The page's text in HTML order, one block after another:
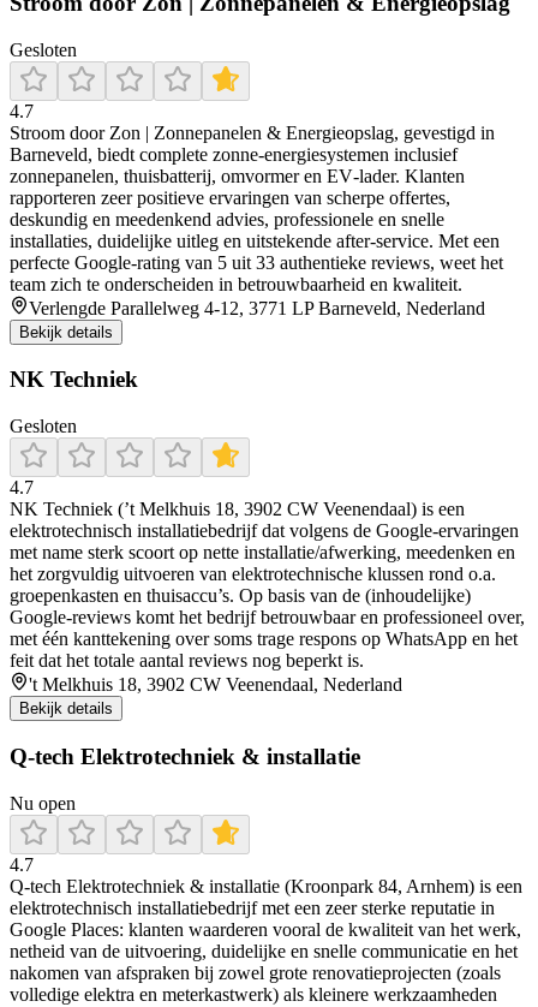
Gesloten
4.7
Stroom door Zon | Zonnepanelen & Energieopslag, gevestigd in
Barneveld, biedt complete zonne-energiesystemen inclusief
zonnepanelen, thuisbatterij, omvormer en EV‑lader. Klanten
rapporteren zeer positieve ervaringen van scherpe offertes,
deskundig en meedenkend advies, professionele en snelle
installaties, duidelijke uitleg en uitstekende after‑service. Met een
perfecte Google‑rating van 5 uit 33 authentieke reviews, weet het
team zich te onderscheiden in betrouwbaarheid en kwaliteit.
Verlengde Parallelweg 4-12, 3771 LP Barneveld, Nederland
Bekijk details
NK Techniek
Gesloten
4.7
NK Techniek (’t Melkhuis 18, 3902 CW Veenendaal) is een
elektrotechnisch installatiebedrijf dat volgens de Google-ervaringen
met name sterk scoort op nette installatie/afwerking, meedenken en
het zorgvuldig uitvoeren van elektrotechnische klussen rond o.a.
groepenkasten en thuisaccu’s. Op basis van de (inhoudelijke)
Google-reviews komt het bedrijf betrouwbaar en professioneel over,
met één kanttekening over soms trage respons op WhatsApp en het
feit dat het totale aantal reviews nog beperkt is.
't Melkhuis 18, 3902 CW Veenendaal, Nederland
Bekijk details
Q-tech Elektrotechniek & installatie
Nu open
4.7
Q-tech Elektrotechniek & installatie (Kroonpark 84, Arnhem) is een
elektrotechnisch installatiebedrijf met een zeer sterke reputatie in
Google Places: klanten waarderen vooral de kwaliteit van het werk,
netheid van de uitvoering, duidelijke en snelle communicatie en het
nakomen van afspraken bij zowel grote renovatieprojecten (zoals
volledige elektra en meterkastwerk) als kleinere werkzaamheden